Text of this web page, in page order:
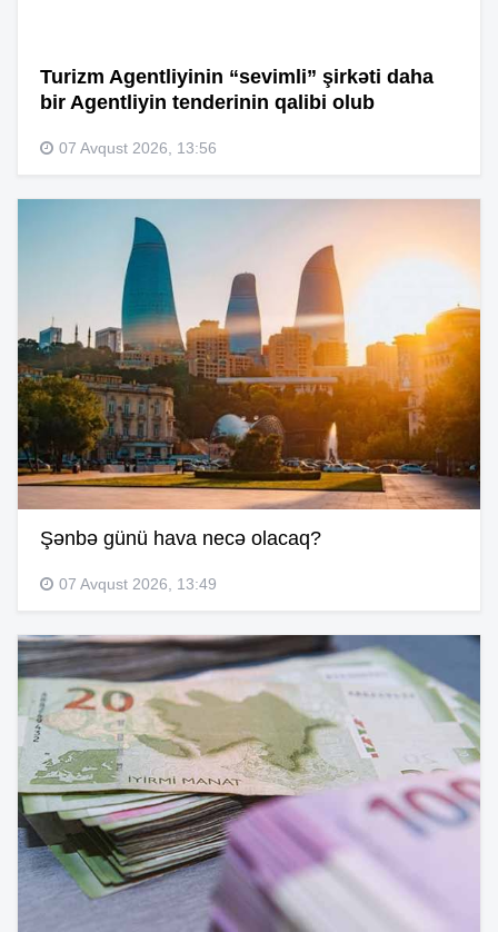
Turizm Agentliyinin “sevimli” şirkəti daha
bir Agentliyin tenderinin qalibi olub
07 Avqust 2026, 13:56
Şənbə günü hava necə olacaq?
07 Avqust 2026, 13:49